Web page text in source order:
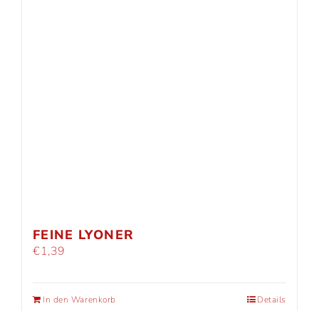
FEINE LYONER
€1,39
In den Warenkorb Details